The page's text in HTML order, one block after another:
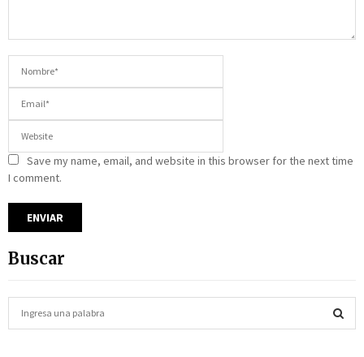
Save my name, email, and website in this browser for the next time
I comment.
Buscar